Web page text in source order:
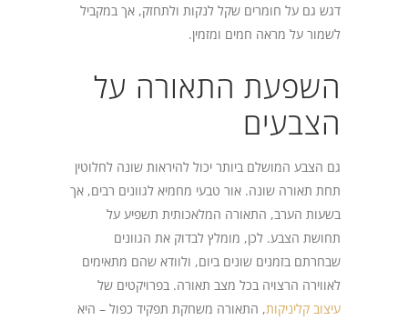
דגש גם על חומרים שקל לנקות ולתחזק, אך במקביל
לשמור על מראה חמים ומזמין.
השפעת התאורה על
הצבעים
גם הצבע המושלם ביותר יכול להיראות שונה לחלוטין
תחת תאורה שונה. אור טבעי מחמיא לגוונים רבים, אך
בשעות הערב, התאורה המלאכותית תשפיע על
תחושת הצבע. לכן, מומלץ לבדוק את הגוונים
שבחרתם בזמנים שונים ביום, ולוודא שהם מתאימים
לאווירה הרצויה בכל מצב תאורה. בפרויקטים של
עיצוב קליניקות, התאורה משחקת תפקיד כפול – היא